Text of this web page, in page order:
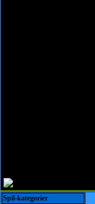
Spil-kategorier